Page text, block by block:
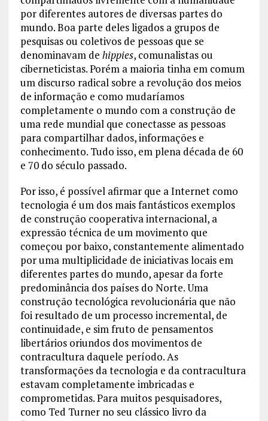
por diferentes autores de diversas partes do
mundo. Boa parte deles ligados a grupos de
pesquisas ou coletivos de pessoas que se
denominavam de hippies, comunalistas ou
ciberneticistas. Porém a maioria tinha em comum
um discurso radical sobre a revolução dos meios
de informação e como mudaríamos
completamente o mundo com a construção de
uma rede mundial que conectasse as pessoas
para compartilhar dados, informações e
conhecimento. Tudo isso, em plena década de 60
e 70 do século passado.
Por isso, é possível afirmar que a Internet como
tecnologia é um dos mais fantásticos exemplos
de construção cooperativa internacional, a
expressão técnica de um movimento que
começou por baixo, constantemente alimentado
por uma multiplicidade de iniciativas locais em
diferentes partes do mundo, apesar da forte
predominância dos países do Norte. Uma
construção tecnológica revolucionária que não
foi resultado de um processo incremental, de
continuidade, e sim fruto de pensamentos
libertários oriundos dos movimentos de
contracultura daquele período. As
transformações da tecnologia e da contracultura
estavam completamente imbricadas e
comprometidas. Para muitos pesquisadores,
como Ted Turner no seu clássico livro da